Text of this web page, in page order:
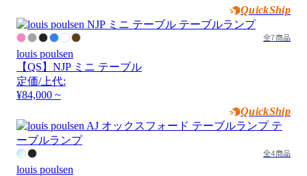
QuickShip
全7商品
louis poulsen
【QS】NJP ミニ テーブル
定価/上代:
¥84,000 ~
QuickShip
全4商品
louis poulsen